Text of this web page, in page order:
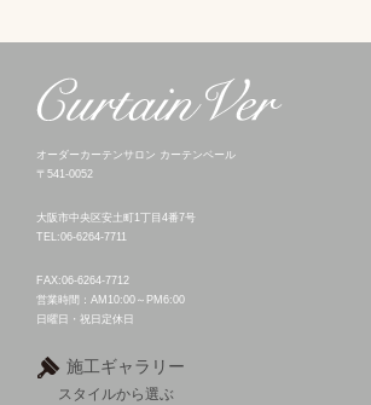
オーダーカーテンサロン カーテンベール
〒541-0052
大阪市中央区安土町1丁目4番7号
TEL:06-6264-7711
FAX:06-6264-7712
営業時間：AM10:00～PM6:00
日曜日・祝日定休日
施工ギャラリー
スタイルから選ぶ